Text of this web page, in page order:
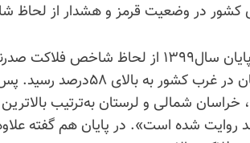
کشور در وضعیت قرمز و هشدار از لحاظ
۲ استان مرزی کرمانشاه و کردستان در پایان سال۱۳۹۹ از
جمع نرخ تورم و نرخ بیکاری این دو استان در غرب کشور به
خراسان شمالی و لرستان به‌ترتیب
فلاکت آنها بالای ۵۰درصد روایت شده است». در پایان هم گفته